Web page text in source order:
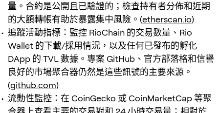
量。合約是公開且已驗證的；檢查持有者分佈和近期
的大額轉帳有助於暴露集中風險。(etherscan.io)
追蹤活動指標：監控 RioChain 的交易數量、Rio
Wallet 的下載/採用情況，以及任何已發布的孵化
DApp 的 TVL 數據。專案 GitHub、官方部落格和信譽
良好的市場聚合器仍然是這些訊號的主要來源。
(github.com)
流動性監控：在 CoinGecko 或 CoinMarketCap 等聚